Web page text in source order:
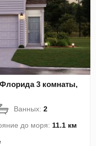
3 комнаты,
Ванных:2
до моря: 11.1 км